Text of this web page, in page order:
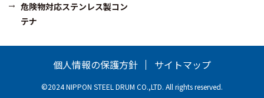
危険物対応ステンレス製コン
テナ
個人情報の保護方針 サイトマップ
©2024 NIPPON STEEL DRUM CO.,LTD. All rights reserved.